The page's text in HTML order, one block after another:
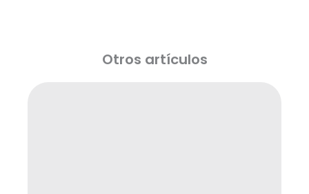
Otros artículos